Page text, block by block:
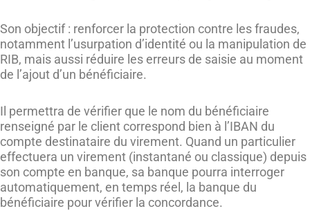
Son objectif : renforcer la protection contre les fraudes,
notamment l’usurpation d’identité ou la manipulation de
RIB, mais aussi réduire les erreurs de saisie au moment
de l’ajout d’un bénéficiaire.
Il permettra de vérifier que le nom du bénéficiaire
renseigné par le client correspond bien à l’IBAN du
compte destinataire du virement. Quand un particulier
effectuera un virement (instantané ou classique) depuis
son compte en banque, sa banque pourra interroger
automatiquement, en temps réel, la banque du
bénéficiaire pour vérifier la concordance.